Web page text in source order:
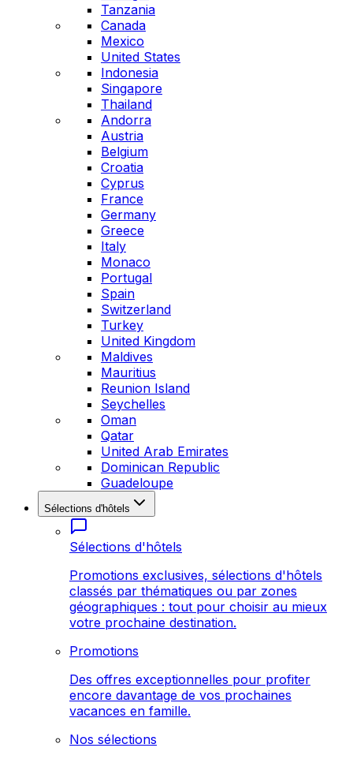
Tanzania
Canada
Mexico
United States
Indonesia
Singapore
Thailand
Andorra
Austria
Belgium
Croatia
Cyprus
France
Germany
Greece
Italy
Monaco
Portugal
Spain
Switzerland
Turkey
United Kingdom
Maldives
Mauritius
Reunion Island
Seychelles
Oman
Qatar
United Arab Emirates
Dominican Republic
Guadeloupe
Sélections d'hôtels
Sélections d'hôtels
Promotions exclusives, sélections d'hôtels
classés par thématiques ou par zones
géographiques : tout pour choisir au mieux
votre prochaine destination.
Promotions
Des offres exceptionnelles pour profiter
encore davantage de vos prochaines
vacances en famille.
Nos sélections